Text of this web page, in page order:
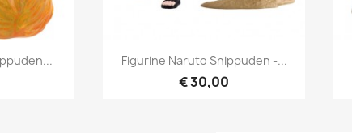
Snel bekijken
Figurine Naruto Shippuden -...
€ 30,00